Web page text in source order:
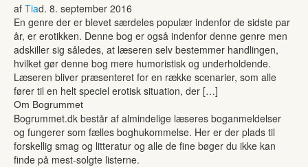
af Tiad. 8. september 2016
En genre der er blevet særdeles populær indenfor de sidste par
år, er erotikken. Denne bog er også indenfor denne genre men
adskiller sig således, at læseren selv bestemmer handlingen,
hvilket gør denne bog mere humoristisk og underholdende.
Læseren bliver præsenteret for en række scenarier, som alle
fører til en helt speciel erotisk situation, der […]
Om Bogrummet
Bogrummet.dk består af almindelige læseres boganmeldelser
og fungerer som fælles boghukommelse. Her er der plads til
forskellig smag og litteratur og alle de fine bøger du ikke kan
finde på mest-solgte listerne.